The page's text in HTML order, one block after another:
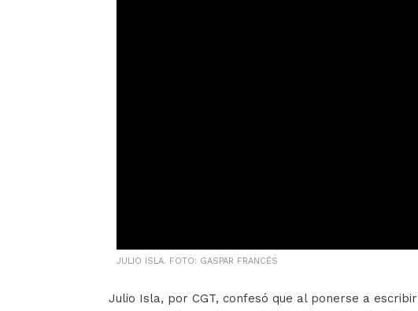
JULIO ISLA. FOTO: GASPAR FRANCÉS
Julio Isla, por CGT, confesó que al ponerse a